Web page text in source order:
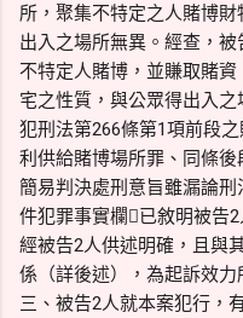
所，聚集不特定之人賭博
出入之場所無異。經查，
不特定人賭博，並賺取賭
宅之性質，與公眾得出入
犯刑法第266條第1項前段
利供給賭博場所罪、同條
簡易判決處刑意旨雖漏論
件犯罪事實欄已敘明被告
經被告2人供述明確，且與
係（詳後述），為起訴效力
三、被告2人就本案犯行，